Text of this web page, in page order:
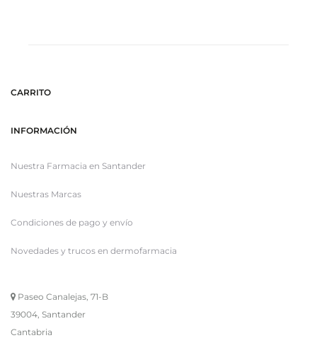
CARRITO
INFORMACIÓN
Nuestra Farmacia en Santander
Nuestras Marcas
Condiciones de pago y envío
Novedades y trucos en dermofarmacia
Paseo Canalejas, 71-B
39004, Santander
Cantabria